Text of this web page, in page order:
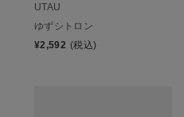
UTAU
ゆずシトロン
¥2,592 (税込)